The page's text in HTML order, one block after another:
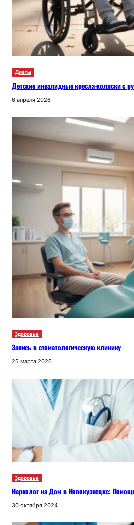
Диеты
Детские инвалидные кресла-коляски с
6 апреля 2026
Здоровье
Запись в стоматологическую клинику
25 марта 2026
Здоровье
Нарколог на Дом в Новокузнецке:
30 октября 2024